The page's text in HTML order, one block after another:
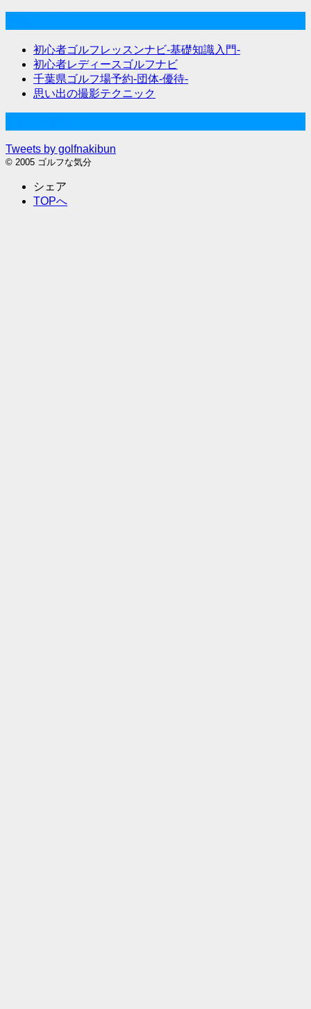
初心者ゴルフレッスンナビ-基礎知識入門-
初心者レディースゴルフナビ
千葉県ゴルフ場予約-団体-優待-
思い出の撮影テクニック
Tweets by golfnakibun
© 2005 ゴルフな気分
シェア
TOPへ